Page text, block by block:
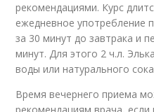
рекомендациями. Курс
ежедневное употребление
за 30 минут до завтрака и
минут. Для этого 2 ч.л.
воды или натурального
Время вечернего приема